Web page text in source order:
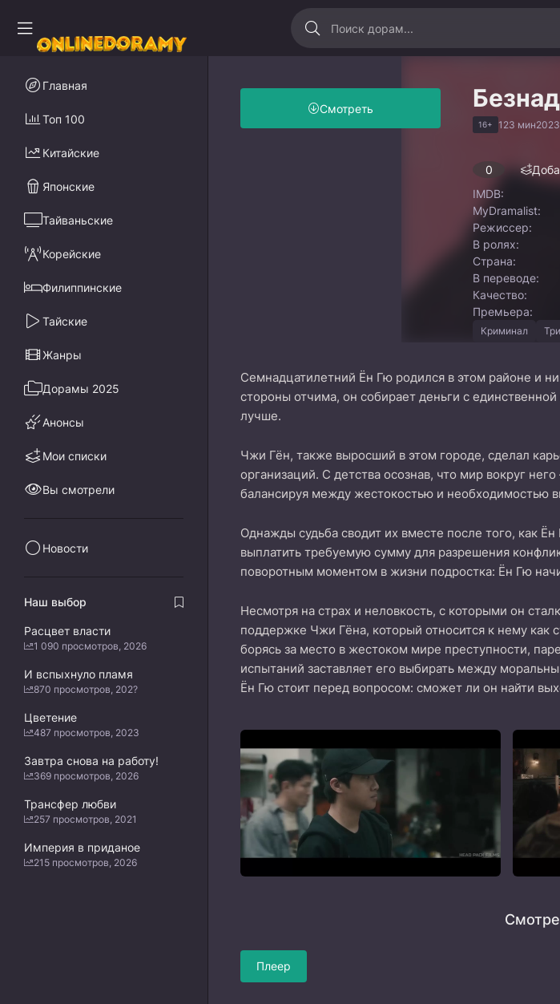
16+ 123 мин2023
Смотреть
0
IMDB:
MyDramalist:
Режиссер:
В ролях:
Страна:
В переводе:
Качество:
Премьера:
Криминал
Семнадцатилетний Ён Гю родился в этом районе и
стороны отчима, он собирает деньги с
лучше.
Чжи Гён, также выросший в этом городе, сделал
организаций. С детства осознав, что мир вокруг
балансируя между жестокостью и необходимостью
Однажды судьба сводит их вместе после того, как
выплатить требуемую сумму для разрешения
поворотным моментом в жизни подростка: Ён Гю
Несмотря на страх и неловкость, с которыми он
поддержке Чжи Гёна, который относится к нему как
борясь за место в жестоком мире преступности,
испытаний заставляет его выбирать между
Ён Гю стоит перед вопросом: сможет ли он найти
Плеер
Главная
Топ 100
Китайские
Японские
Тайваньские
Корейские
Филиппинские
Тайские
Жанры
Дорамы 2025
Анонсы
Мои списки
Вы смотрели
Новости
Наш выбор
Расцвет власти
1 090 просмотров, 2026
И вспыхнуло пламя
870 просмотров, 202?
Цветение
487 просмотров, 2023
Завтра снова на работу!
369 просмотров, 2026
Трансфер любви
257 просмотров, 2021
Империя в приданое
215 просмотров, 2026